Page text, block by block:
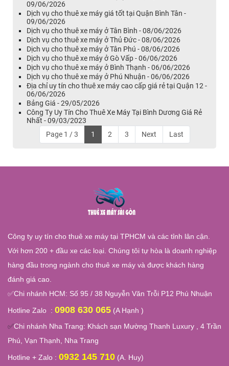
09/06/2026
Dịch vụ cho thuê xe máy giá tốt tại Quận Bình Tân -
09/06/2026
Dịch vụ cho thuê xe máy ở Tân Bình - 08/06/2026
Dịch vụ cho thuê xe máy ở Thủ Đức - 08/06/2026
Dịch vụ cho thuê xe máy ở Tân Phú - 08/06/2026
Dịch vụ cho thuê xe máy ở Gò Vấp - 06/06/2026
Dịch vụ cho thuê xe máy ở Bình Thạnh - 06/06/2026
Dịch vụ cho thuê xe máy ở Phú Nhuận - 06/06/2026
Địa chỉ uy tín cho thuê xe máy cao cấp giá rẻ tại Quận 12 -
06/06/2026
Bảng Giá - 29/05/2026
Công Ty Uy Tín Cho Thuê Xe Máy Tại Bình Dương Giá Rẻ
Nhất - 09/03/2023
Page 1 / 3
1 2 3 Next Last
Công ty uy tín cho thuê xe máy tại TPHCM và các tỉnh lân cận.
Với hơn 200 + đầu xe các loại. Chúng tôi tự hòa là doanh nghiệp
hàng đầu trong ngành cho thuê xe máy và được khách hàng
đánh giá cao.
✅Chi nhánh HCM: Số 95 / 38 Nguyễn Văn Trỗi P12 Phú Nhuận
Hotline Zalo : 0908 630 065 (A Hạnh )
✅Chi nhánh Nha Trang: Khách sạn Mường Thanh Luxury , 4 Trần
Phú, Vạn Thạnh, Nha Trang
Hotline + Zalo : 0932 145 710 (A. Huy)